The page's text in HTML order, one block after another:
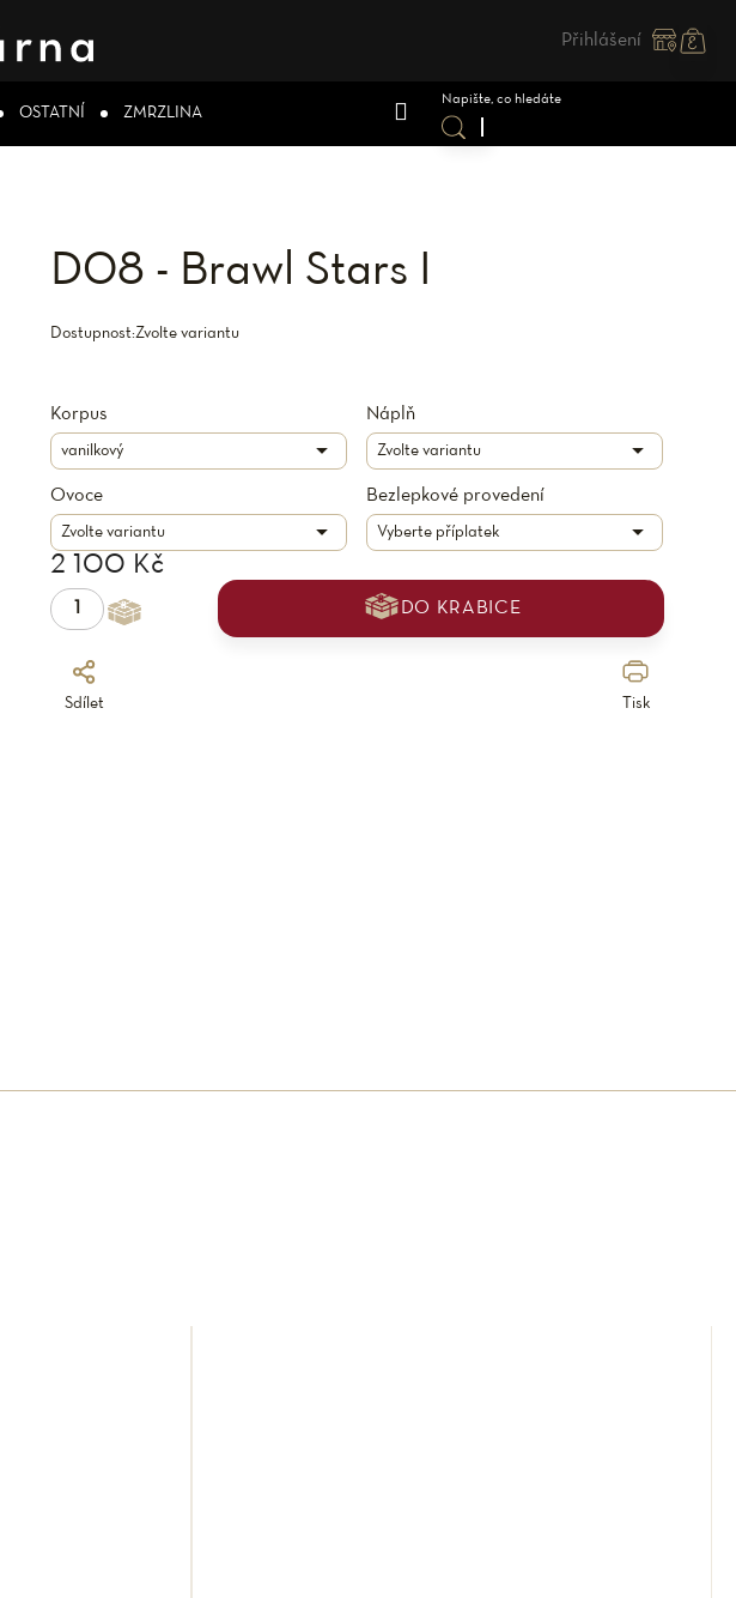
Přihlášení
OSTATNÍ ZMRZLINA
D08 - Brawl Stars I
Korpus Náplň
Ovoce Bezlepkové provedení
Tisk
Sdílet
Dostupnost:Zvolte variantu
2 100 Kč
DO KRABICE